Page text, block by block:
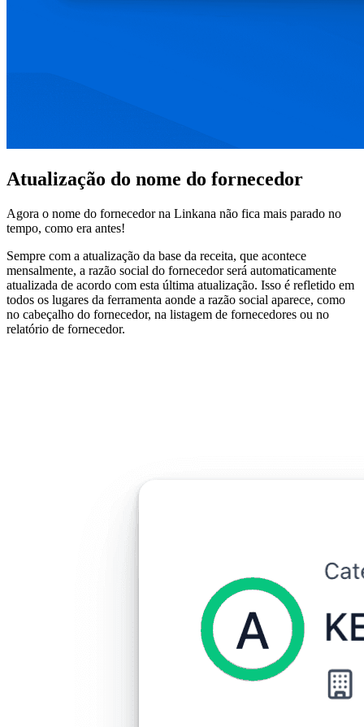
Atualização do nome do fornecedor
Agora o nome do fornecedor na Linkana não fica mais parado no
tempo, como era antes!
Sempre com a atualização da base da receita, que acontece
mensalmente, a razão social do fornecedor será automaticamente
atualizada de acordo com esta última atualização. Isso é refletido em
todos os lugares da ferramenta aonde a razão social aparece, como
no cabeçalho do fornecedor, na listagem de fornecedores ou no
relatório de fornecedor.